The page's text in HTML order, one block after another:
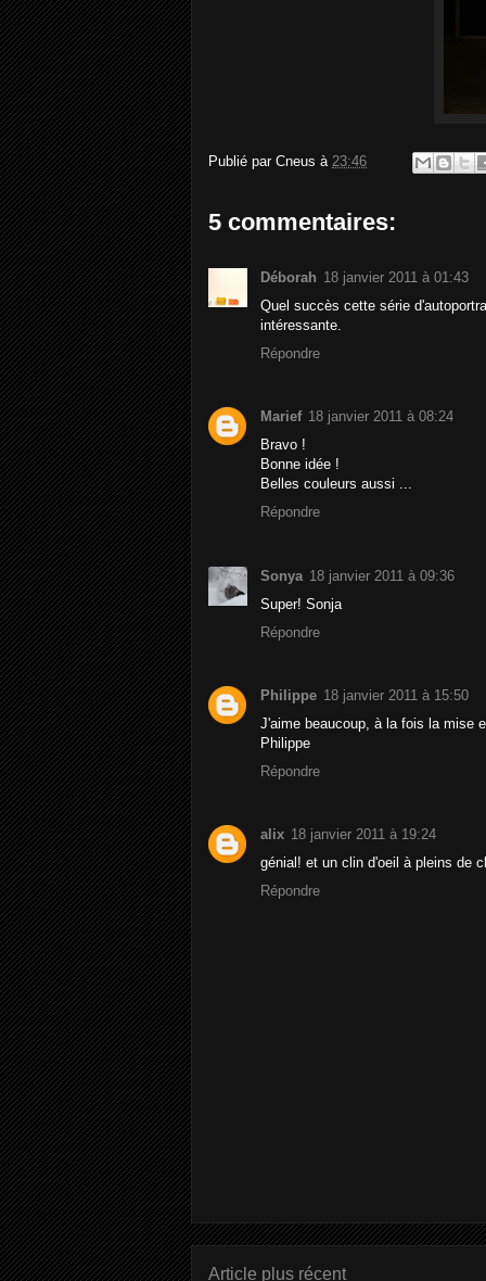
Publié par Cneus à 23:46
5 commentaires:
Déborah 18 janvier 2011 à 01:43
Quel succès cette série
intéressante.
Répondre
Marief 18 janvier 2011 à 08:24
Bravo !
Bonne idée !
Belles couleurs aussi ...
Répondre
Sonya 18 janvier 2011 à 09:36
Super! Sonja
Répondre
Philippe 18 janvier 2011 à 15:50
J'aime beaucoup, à la fois la mise
Philippe
Répondre
alix 18 janvier 2011 à 19:24
génial! et un clin d'oeil à pleins de
Répondre
Article plus récent